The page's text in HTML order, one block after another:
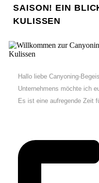
SAISON! EIN
KULISSEN
Hallo liebe Canyoning-
Unternehmens möchte ich
Es ist eine aufregende Zeit